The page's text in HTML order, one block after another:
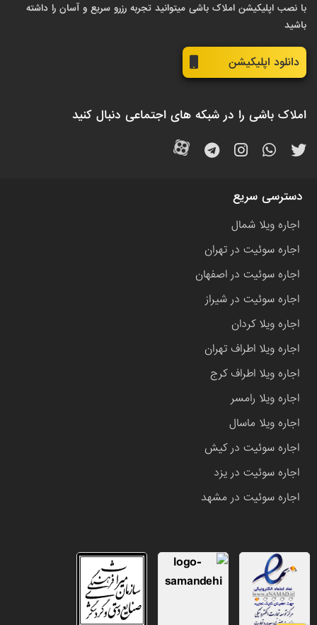
با نصب اپلیکیشن املاک باشی میتوانید تجربه رزرو سریع و آسان را داشته
باشید
دانلود اپلیکیشن
املاک باشی را در شبکه های اجتماعی دنبال کنید
دسترسی سریع
اجاره ویلا شمال
اجاره سوئیت در تهران
اجاره سوئیت در اصفهان
اجاره سوئیت در شیراز
اجاره ویلا کردان
اجاره ویلا اطراف تهران
اجاره ویلا اطراف کرج
اجاره ویلا رامسر
اجاره ویلا ماسال
اجاره سوئیت در کیش
اجاره سوئیت در یزد
اجاره سوئیت در مشهد